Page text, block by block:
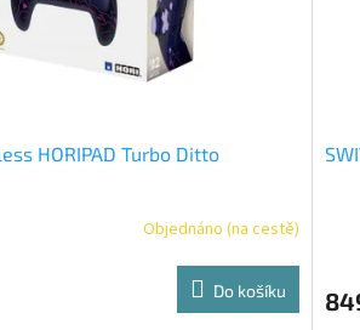
HORIPAD Turbo Ditto
Objednáno (na cestě)
Do košíku